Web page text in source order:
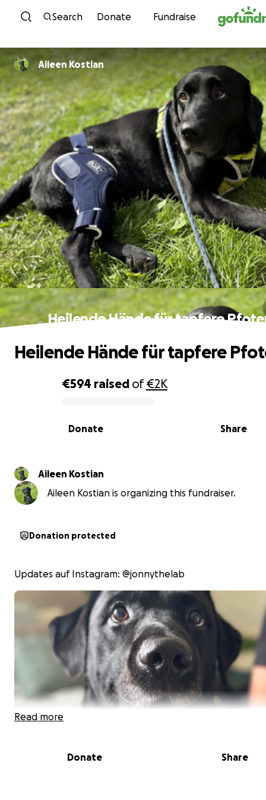
Skip to content
Search Donate Fundraise
Aileen Kostian
Heilende Hände für tapfere
0% complete
€594 raised of€2K
Share
Donate
Heilende Hände für tapfere
Aileen Kostian
Aileen Kostian is organizing this fundraiser.
Donation protected
Updates auf Instagram: @jonnythelab
Read more
Donate Share